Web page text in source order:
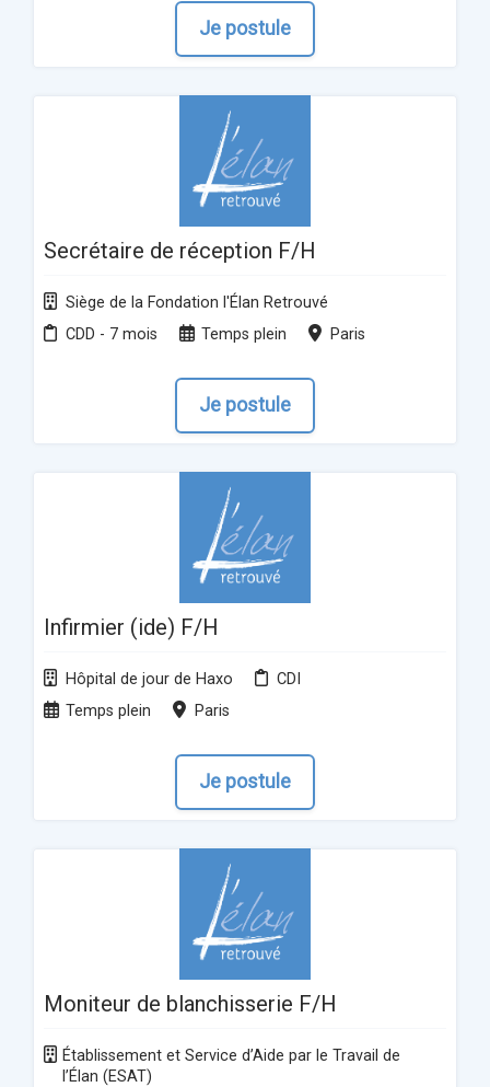
Je postule
Secrétaire de réception F/H
Siège de la Fondation l'Élan Retrouvé
CDD - 7 mois
Temps plein Paris
Je postule
Infirmier (ide) F/H
Hôpital de jour de Haxo
CDI
Temps plein
Paris
Je postule
Moniteur de blanchisserie F/H
Établissement et Service d’Aide par le Travail de
l’Élan (ESAT)